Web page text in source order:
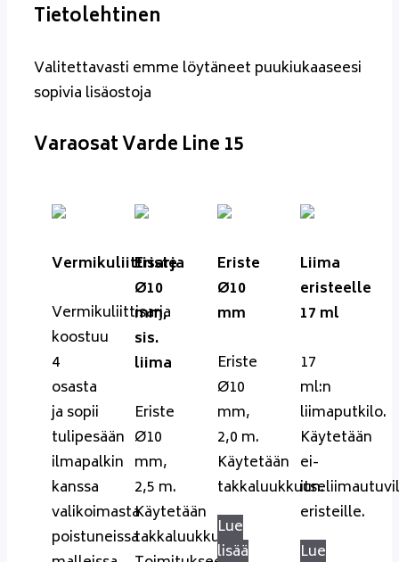
Tietolehtinen
Valitettavasti emme löytäneet puukiukaaseesi
sopivia lisäostoja
Varaosat Varde Line 15
Vermikuliittisarja
Vermikuliittisarja
koostuu
4
osasta
ja sopii
tulipesään
ilmapalkin
kanssa
valikoimasta
poistuneissa
Eriste
Ø10
mm,
sis.
liima
Eriste
Ø10
mm,
2,5 m.
Käytetään
takkaluukkuun.
Eriste
Ø10
mm
Eriste
Ø10
mm,
2,0 m.
Käytetään
takkaluukkuun.
Lue
lisää
Liima
eristeelle
17 ml
17
ml:n
liimaputkilo.
Käytetään
ei-
eristeille.
Lue